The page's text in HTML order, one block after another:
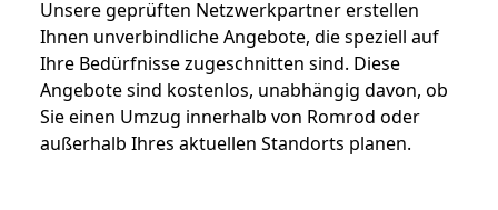
Unsere geprüften Netzwerkpartner erstellen
Ihnen unverbindliche Angebote, die speziell auf
Ihre Bedürfnisse zugeschnitten sind. Diese
Angebote sind kostenlos, unabhängig davon, ob
Sie einen Umzug innerhalb von Romrod oder
außerhalb Ihres aktuellen Standorts planen.